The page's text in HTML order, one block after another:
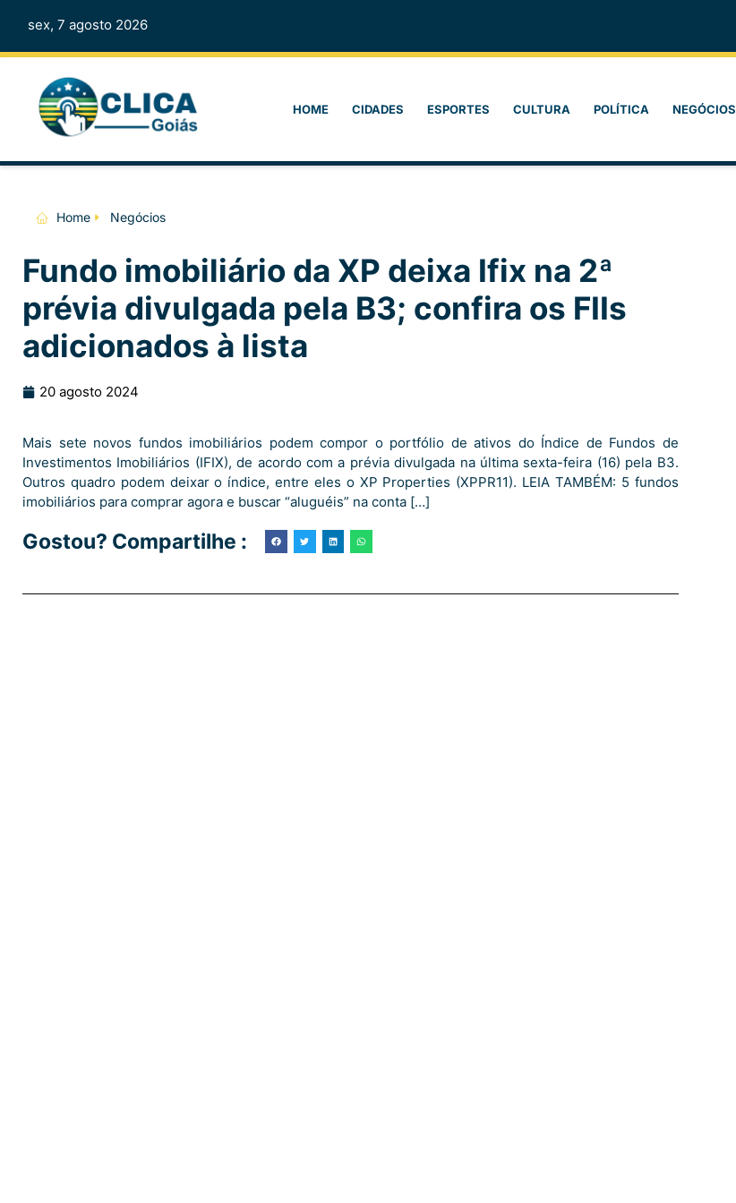
sex, 7 agosto 2026
HOME CIDADES ESPORTES CULTURA POLÍTICA NEGÓCIOS
Home Negócios
Fundo imobiliário da XP deixa Ifix na 2ª
prévia divulgada pela B3; confira os FIIs
adicionados à lista
20 agosto 2024
Mais sete novos fundos imobiliários podem compor o portfólio de ativos do Índice de Fundos de
Investimentos Imobiliários (IFIX), de acordo com a prévia divulgada na última sexta-feira (16) pela B3.
Outros quadro podem deixar o índice, entre eles o XP Properties (XPPR11). LEIA TAMBÉM: 5 fundos
imobiliários para comprar agora e buscar “aluguéis” na conta […]
Gostou? Compartilhe :